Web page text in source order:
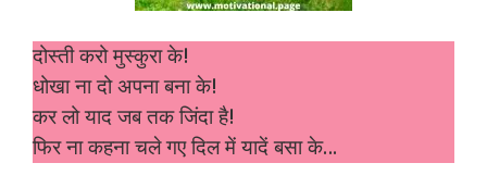
दोस्ती करो मुस्कुरा के!
धोखा ना दो अपना बना के!
कर लो याद जब तक जिंदा है!
फिर ना कहना चले गए दिल में यादें बसा के…